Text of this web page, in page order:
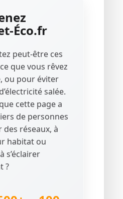
Éco.fr
peut-être ces
que vous rêvez
ou pour éviter
salée.
cette page a
de personnes
des réseaux, à
habitat ou
s’éclairer
?